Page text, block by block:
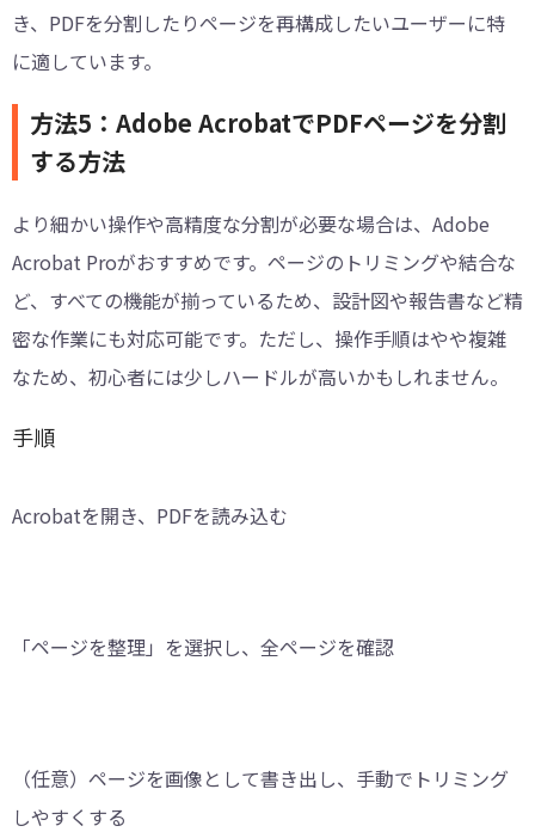
き、PDFを分割したりページを再構成したいユーザーに特
に適しています。
方法5：Adobe AcrobatでPDFページを分割
する方法
より細かい操作や高精度な分割が必要な場合は、Adobe
Acrobat Proがおすすめです。ページのトリミングや結合な
ど、すべての機能が揃っているため、設計図や報告書など精
密な作業にも対応可能です。ただし、操作手順はやや複雑
なため、初心者には少しハードルが高いかもしれません。
手順
Acrobatを開き、PDFを読み込む
「ページを整理」を選択し、全ページを確認
（任意）ページを画像として書き出し、手動でトリミング
しやすくする